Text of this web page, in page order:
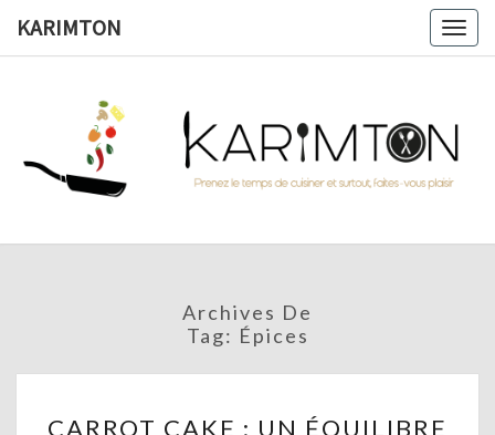
KARIMTON
Prenez
Le
Et
Vous
Plaisir !
Archives De
Tag: Épices
CARROT CAKE : UN ÉQUILIBRE